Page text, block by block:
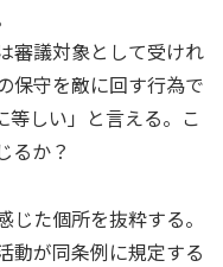
審議対象として受けれ
保守を敵に回す行為で
等しい」と言える。こ
るか？
た個所を抜粋する。
動が同条例に規定する